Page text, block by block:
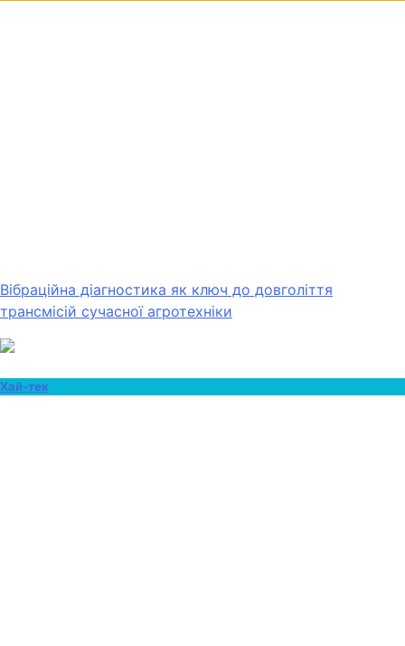
Вібраційна діагностика як ключ до довголіття
трансмісій сучасної агротехніки
Хай-тек